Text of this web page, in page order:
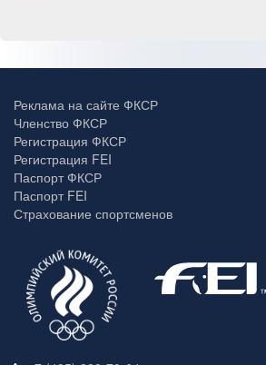
Реклама на сайте ФКСР
Членство ФКСР
Регистрация ФКСР
Регистрация FEI
Паспорт ФКСР
Паспорт FEI
Страхование спортсменов